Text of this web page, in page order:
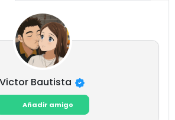
Victor Bautista
Añadir amigo